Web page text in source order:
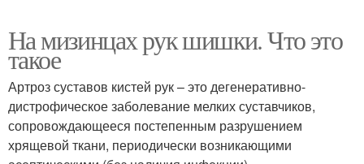
На мизинцах рук шишки. Что это
такое
Артроз суставов кистей рук – это дегенеративно-
дистрофическое заболевание мелких суставчиков,
сопровождающееся постепенным разрушением
хрящевой ткани, периодически возникающими